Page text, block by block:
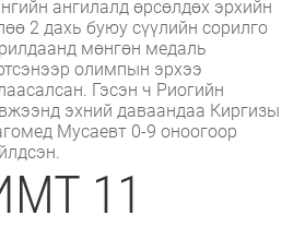
ангилалд өрсөлдөх эрхийн
2 дахь буюу сүүлийн сорилго
мөнгөн медаль
олимпын эрхээ
Гэсэн ч Риогийн
эхний даваандаа Киргизы
Мусаевт 0-9 оноогоор
11